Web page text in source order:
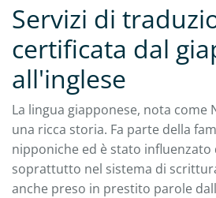
Servizi di
certificata dal
all'inglese
La lingua giapponese, nota come
una ricca storia. Fa parte della
nipponiche ed è stato influenzato
soprattutto nel sistema di
anche preso in prestito parole